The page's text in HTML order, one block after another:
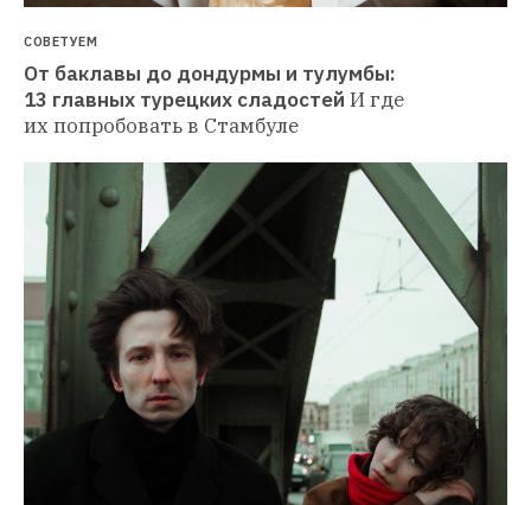
СОВЕТУЕМ
От баклавы до дондурмы и тулумбы:
13 главных турецких сладостей И где
их попробовать в Стамбуле